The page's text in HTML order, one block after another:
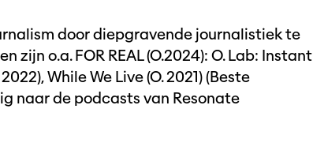
door diepgravende journalistiek te
o.a. FOR REAL (O.2024): O. Lab: Instant
While We Live (O. 2021) (Beste
naar de podcasts van Resonate